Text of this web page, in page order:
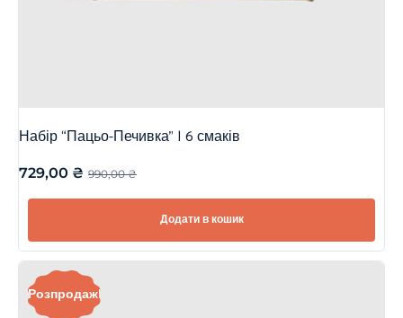
Набір “Пацьо-Печивка” | 6 смаків
990,00₴
729,00 ₴
Додати в кошик
Розпродаж!